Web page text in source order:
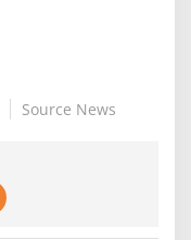
Source News